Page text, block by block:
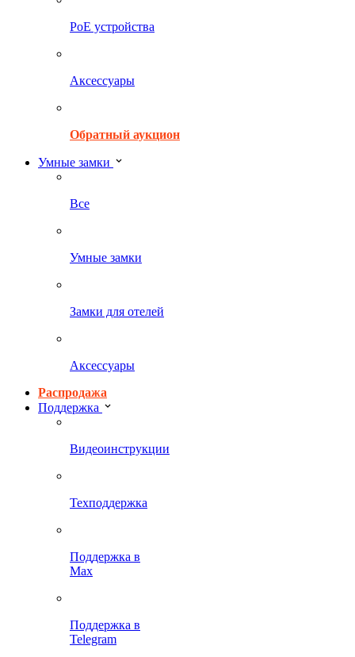
PoE устройства
Аксессуары
Обратный аукцион
Умные замки
Все
Умные замки
Замки для отелей
Аксессуары
Распродажа
Поддержка
Видеоинструкции
Техподдержка
Поддержка в
Max
Поддержка в
Telegram